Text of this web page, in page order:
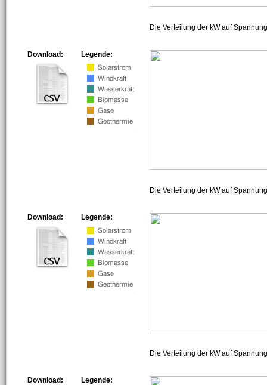
Die Verteilung der kW auf
Legende:
Download:
Die Verteilung der kW auf
Legende:
Download:
Die Verteilung der kW auf
Legende:
Download: